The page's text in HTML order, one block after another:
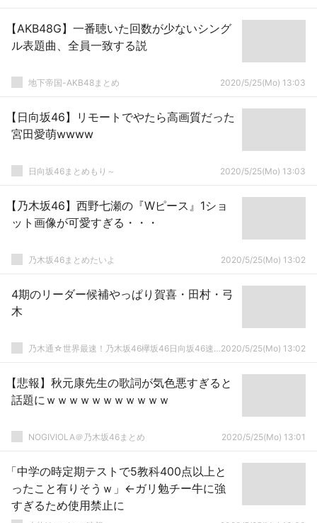
【AKB48G】一番聴いた回数が少ないシング
ル表題曲、全員一致する説
地下帝国-AKB48まとめ 2020/5/25(Mo) 13:03
【日向坂46】リモートでやたら高画質だった
宮田愛萌wwww
日向坂46まとめもり～ 2020/5/25(Mo) 13:03
【乃木坂46】西野七瀬の『Wピース』1ショ
ット画像が可愛すぎる・・・
乃木坂46まとめたいよ 2020/5/25(Mo) 13:02
4期のリーダー候補やっぱり賀喜・田村・弓
木
乃木通☆世界最速！乃木坂46欅坂46日向坂46速報まとめ2020/5/25(Mo) 13:02
【悲報】秋元康先生の歌詞が気色悪すぎると
話題にｗｗｗｗｗｗｗｗｗｗｗ
NOGIVIOLA＠乃木坂46まとめ 2020/5/25(Mo) 13:01
「中学の時定期テストで5教科400点以上と
ったこと有りそうｗ」←ガリ勉チー牛に強
すぎるため使用禁止に